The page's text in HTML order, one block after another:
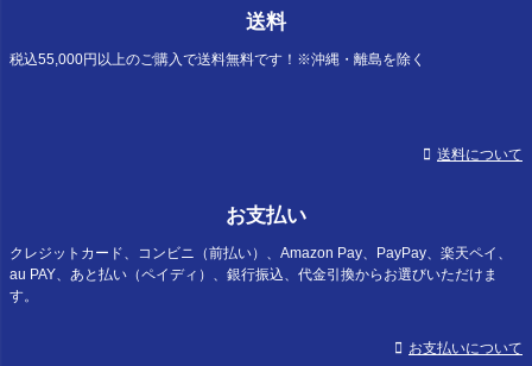
送料
税込55,000円以上のご購入で送料無料です！※沖縄・離島を除く
送料について
お支払い
クレジットカード、コンビニ（前払い）、Amazon Pay、PayPay、楽天ペイ、
au PAY、あと払い（ペイディ）、銀行振込、代金引換からお選びいただけま
す。
お支払いについて